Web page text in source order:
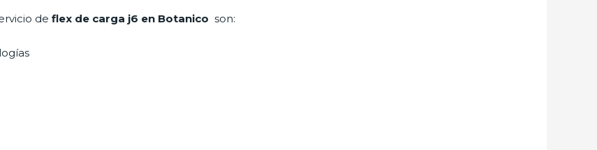
de flex de carga j6 en Botanico son: